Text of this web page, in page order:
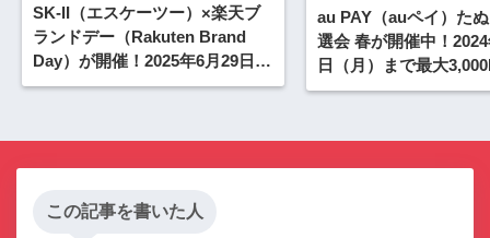
SK-II（エスケーツー）×楽天ブ
ランドデー（Rakuten Brand
Day）が開催！2025年6月29日
（日）・30日（月）の2日間・48
au PAY（auペイ）た
選会 春が開催中！
日（月）まで最大
イントが当たるチャン
この記事を書いた人